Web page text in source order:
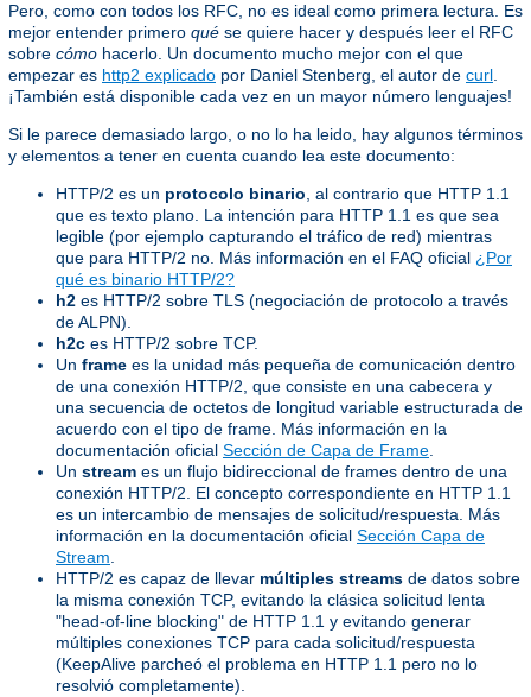
Pero, como con todos los RFC, no es ideal como primera lectura. Es
mejor entender primero qué se quiere hacer y después leer el RFC
sobre cómo hacerlo. Un documento mucho mejor con el que
empezar es http2 explicado por Daniel Stenberg, el autor de curl
¡También está disponible cada vez en un mayor número lenguajes!
Si le parece demasiado largo, o no lo ha leido, hay algunos términos
y elementos a tener en cuenta cuando lea este documento:
HTTP/2 es un protocolo binario , al contrario que HTTP 1.1
que es texto plano. La intención para HTTP 1.1 es que sea
legible (por ejemplo capturando el tráfico de red) mientras
que para HTTP/2 no. Más información en el FAQ oficial ¿Por
qué es binario HTTP/2?
h2 es HTTP/2 sobre TLS (negociación de protocolo a través
de ALPN).
h2c es HTTP/2 sobre TCP.
Un frame es la unidad más pequeña de comunicación dentro
de una conexión HTTP/2, que consiste en una cabecera y
una secuencia de octetos de longitud variable estructurada de
acuerdo con el tipo de frame. Más información en la
documentación oficial Sección de Capa de Frame
Un stream es un flujo bidireccional de frames dentro de una
conexión HTTP/2. El concepto correspondiente en HTTP 1.1
es un intercambio de mensajes de solicitud/respuesta. Más
información en la documentación oficial Sección Capa de
Stream
HTTP/2 es capaz de llevar múltiples streams de datos sobre
la misma conexión TCP, evitando la clásica solicitud lenta
"head-of-line blocking" de HTTP 1.1 y evitando generar
múltiples conexiones TCP para cada solicitud/respuesta
(KeepAlive parcheó el problema en HTTP 1.1 pero no lo
resolvió completamente).